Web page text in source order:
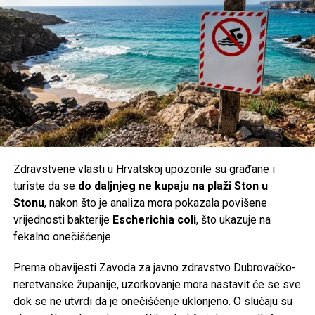
znatno pogoršane tržišne uslove,
pad potražnje,
nepovoljne kursne razlike,
odluku ključnog kupca da prekine saradnju.
Najveći povjerioci, među kojima suDeutsche Banki
investicioni fondoviRBC BlueBay, BlantyreiWhitebox,
više ne vjeruju da je moguće spasiti cijeli koncern. Njihov
plan je izdvajanje poslovanja s baterijama za domaćinstvo i
formiranje nove vlasničke strukture za taj segment.
Više od stoljeća tradicije
Korijeni Varte sežu u
nastao je od njemačkog izraza
Vertrieb, Aufladung,
Reparatur transportabler Akkumulatoren
(prodaja, punjenje
i popravka prenosnih akumulatora). Njene baterije koristio
je čak i poznati istraživač
Fridtjof Nansen
tokom polarnih
Zdravstvene vlasti u Hrvatskoj upozorile su građane i
turiste da se do daljnjeg ne kupaju na plaži Ston u
Stonu, nakon što je analiza mora pokazala povišene
vrijednosti bakterije Escherichia coli, što ukazuje na
fekalno onečišćenje.
Prema obavijesti Zavoda za javno zdravstvo Dubrovačko-
neretvanske županije, uzorkovanje mora nastavit će se sve
dok se ne utvrdi da je onečišćenje uklonjeno. O slučaju su